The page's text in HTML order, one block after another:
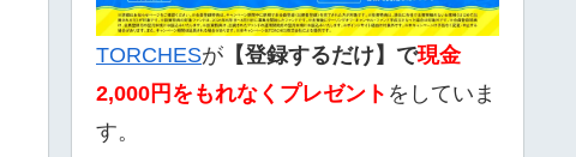
TORCHESが 【登録するだけ】で現金
2,000 円をもれなくプレゼント をしていま
す。